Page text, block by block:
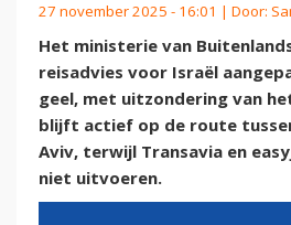
27 november 2025 - 16:01 | Door:
Het ministerie van
reisadvies voor Israël
geel, met uitzondering van
blijft actief op de route
Aviv, terwijl Transavia en
niet uitvoeren.